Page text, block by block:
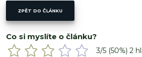
ZPĚT DO ČLÁNKU
Co si myslíte o článku?
3/5 (50%) 2